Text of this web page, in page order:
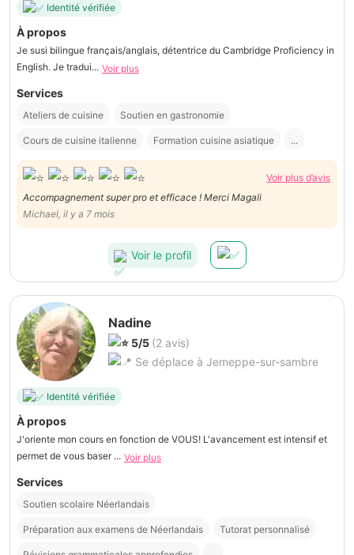
Identité vérifiée
À propos
Je susi bilingue français/anglais, détentrice du Cambridge Proficiency in
English. Je tradui... Voir plus
Services
Ateliers de cuisine Soutien en gastronomie
Cours de cuisine italienne Formation cuisine asiatique ...
Voir plus d’avis
Accompagnement super pro et efficace ! Merci Magali
Michael, il y a 7 mois
Voir le profil
Nadine
5/5 (2 avis)
Se déplace à Jemeppe-sur-sambre
Identité vérifiée
À propos
J'oriente mon cours en fonction de VOUS! L'avancement est intensif et
permet de vous baser ... Voir plus
Services
Soutien scolaire Néerlandais
Préparation aux examens de Néerlandais Tutorat personnalisé